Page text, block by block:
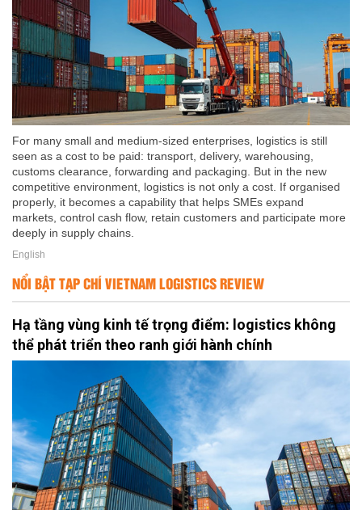
For many small and medium-sized enterprises, logistics is still
seen as a cost to be paid: transport, delivery, warehousing,
customs clearance, forwarding and packaging. But in the new
competitive environment, logistics is not only a cost. If organised
properly, it becomes a capability that helps SMEs expand
markets, control cash flow, retain customers and participate more
deeply in supply chains.
English
NỔI BẬT TẠP CHÍ VIETNAM LOGISTICS REVIEW
Hạ tầng vùng kinh tế trọng điểm: logistics không
thể phát triển theo ranh giới hành chính